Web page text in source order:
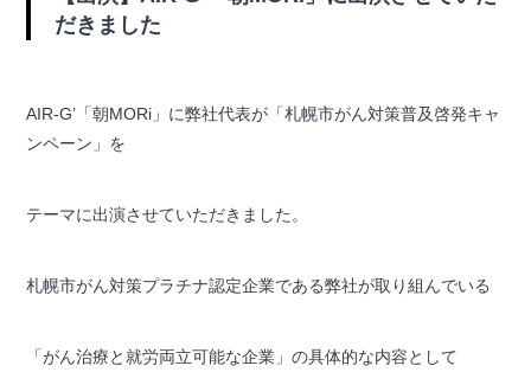
だきました
AIR-G’「朝MORi」に弊社代表が「札幌市がん対策普及啓発キャ
ンペーン」を
テーマに出演させていただきました。
札幌市がん対策プラチナ認定企業である弊社が取り組んでいる
「がん治療と就労両立可能な企業」の具体的な内容として